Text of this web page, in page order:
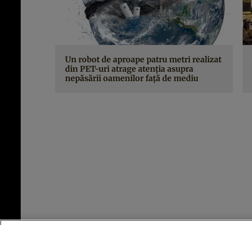
Un robot de aproape patru metri realizat
din PET-uri atrage atenţia asupra
nepăsării oamenilor faţă de mediu